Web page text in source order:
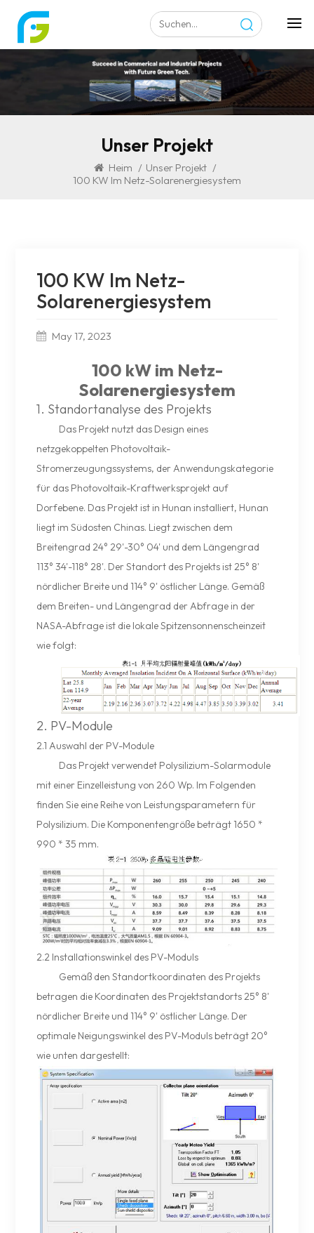
Unser Projekt
Heim / Unser Projekt /
100 KW Im Netz-Solarenergiesystem
100 KW Im Netz-
Solarenergiesystem
May 17, 2023
100 kW im Netz-
Solarenergiesystem
1. Standortanalyse des Projekts
Das Projekt nutzt das Design eines
netzgekoppelten Photovoltaik-
Stromerzeugungssystems, der Anwendungskategorie
für das Photovoltaik-Kraftwerksprojekt auf
Dorfebene. Das Projekt ist in Hunan installiert, Hunan
liegt im Südosten Chinas. Liegt zwischen dem
Breitengrad 24° 29'-30° 04' und dem Längengrad
113° 34'-118° 28'. Der Standort des Projekts ist 25° 8'
nördlicher Breite und 114° 9' östlicher Länge. Gemäß
dem Breiten- und Längengrad der Abfrage in der
NASA-Abfrage ist die lokale Spitzensonnenscheinzeit
wie folgt:
2. PV-Module
2.1 Auswahl der PV-Module
Das Projekt verwendet Polysilizium-Solarmodule
mit einer Einzelleistung von 260 Wp. Im Folgenden
finden Sie eine Reihe von Leistungsparametern für
Polysilizium. Die Komponentengröße beträgt 1650 *
990 * 35 mm.
2.2 Installationswinkel des PV-Moduls
Gemäß den Standortkoordinaten des Projekts
betragen die Koordinaten des Projektstandorts 25° 8'
nördlicher Breite und 114° 9' östlicher Länge. Der
optimale Neigungswinkel des PV-Moduls beträgt 20°
wie unten dargestellt: